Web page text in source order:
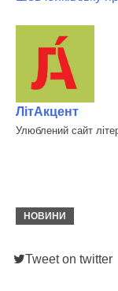
ЛітАкцент
Улюблений сайт
НОВИНИ
Tweet on twitter